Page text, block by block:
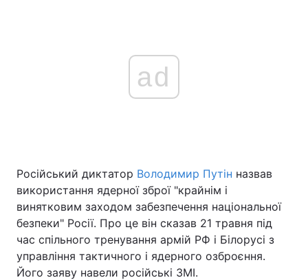
Головна Війна
Україна Політика
Економіка Світ
Спорт Наука
ad
Російський диктатор Володимир Путін назвав
використання ядерної зброї "крайнім і
винятковим заходом забезпечення національної
безпеки" Росії. Про це він сказав 21 травня під
час спільного тренування армій РФ і Білорусі з
управління тактичного і ядерного озброєння.
Його заяву навели російські ЗМІ.